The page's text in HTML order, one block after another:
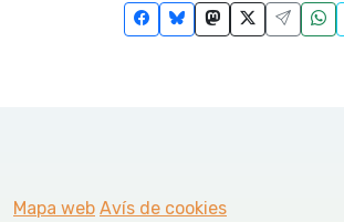
Mapa web Avís de cookies